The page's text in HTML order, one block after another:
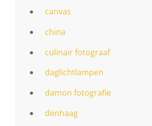
canvas
china
culinair fotograaf
daglichtlampen
damon fotografie
denhaag